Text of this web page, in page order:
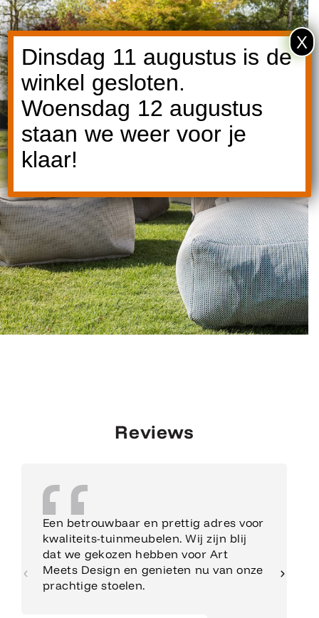
Ontdek Roolf
Reviews
Een betrouwbaar en prettig adres voor
kwaliteits-tuinmeubelen. Wij zijn blij
dat we gekozen hebben voor Art
Meets Design en genieten nu van onze
prachtige stoelen.
Dinsdag 11 augustus is de
winkel gesloten.
Woensdag 12 augustus
staan we weer voor je
klaar!
X